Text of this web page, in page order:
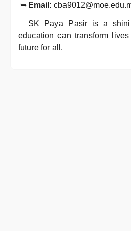
Email:
SK Paya Pasir is a
education can transform
future for all.